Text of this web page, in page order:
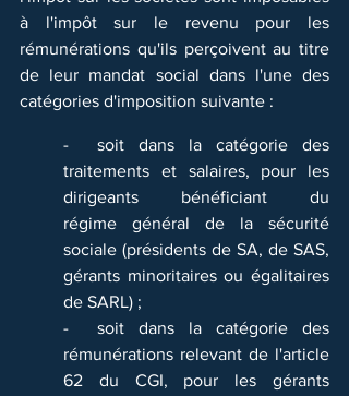
à l'impôt sur le revenu pour les
rémunérations qu'ils perçoivent au titre
de leur mandat social dans l'une des
catégories d'imposition suivante :
-  soit dans la catégorie des
traitements et salaires, pour les
dirigeants bénéficiant du
régime général de la sécurité
sociale (présidents de SA, de SAS,
gérants minoritaires ou égalitaires
de SARL) ;
-  soit dans la catégorie des
rémunérations relevant de l'article
62 du CGI, pour les gérants